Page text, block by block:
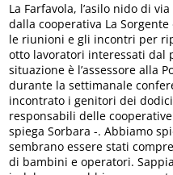
La Farfavola, l’asilo nido di
dalla cooperativa La
le riunioni e gli incontri per
otto lavoratori interessati dal
situazione è l’assessore alla
durante la settimanale
incontrato i genitori dei
responsabili delle cooperative
spiega Sorbara -. Abbiamo
sembrano essere stati
di bambini e operatori.